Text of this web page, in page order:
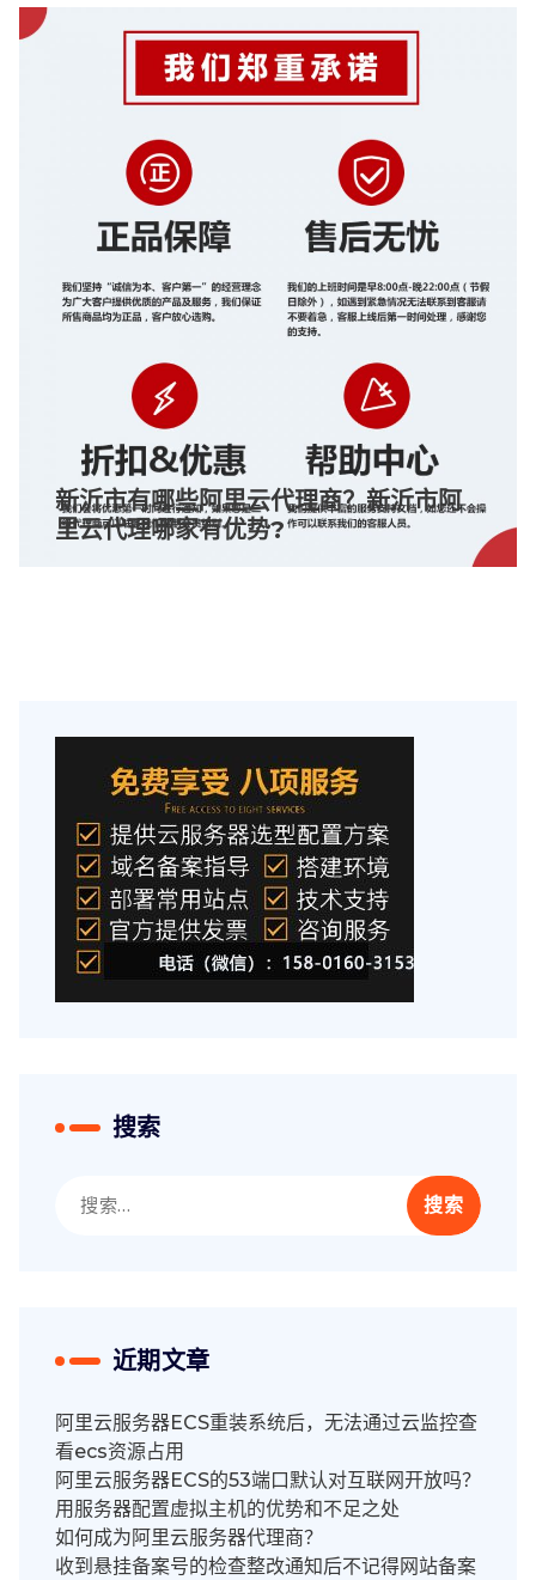
新沂市有哪些阿里云代理商？新沂市阿
里云代理哪家有优势?
搜索
索：
近期文章
阿里云服务器ECS重装系统后，无法通过云监控查
看ecs资源占用
阿里云服务器ECS的53端口默认对互联网开放吗？
用服务器配置虚拟主机的优势和不足之处
如何成为阿里云服务器代理商？
收到悬挂备案号的检查整改通知后不记得网站备案